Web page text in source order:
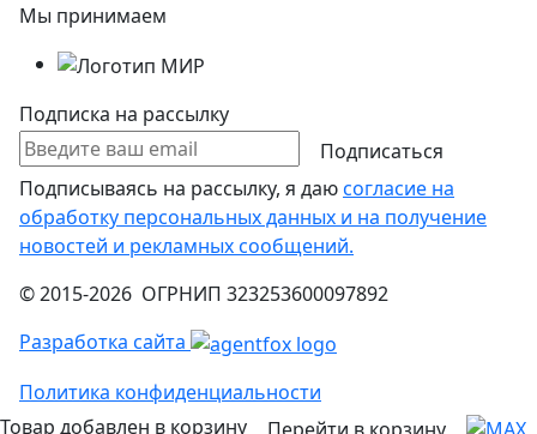
Мы принимаем
Подписка на рассылку
Подписаться
Подписываясь на рассылку, я даюсогласие на
обработку персональных данных и на получение
новостей и рекламных сообщений.
© 2015-2026 ОГРНИП 323253600097892
Разработка сайта
Политика конфиденциальности
Товар добавлен в корзину